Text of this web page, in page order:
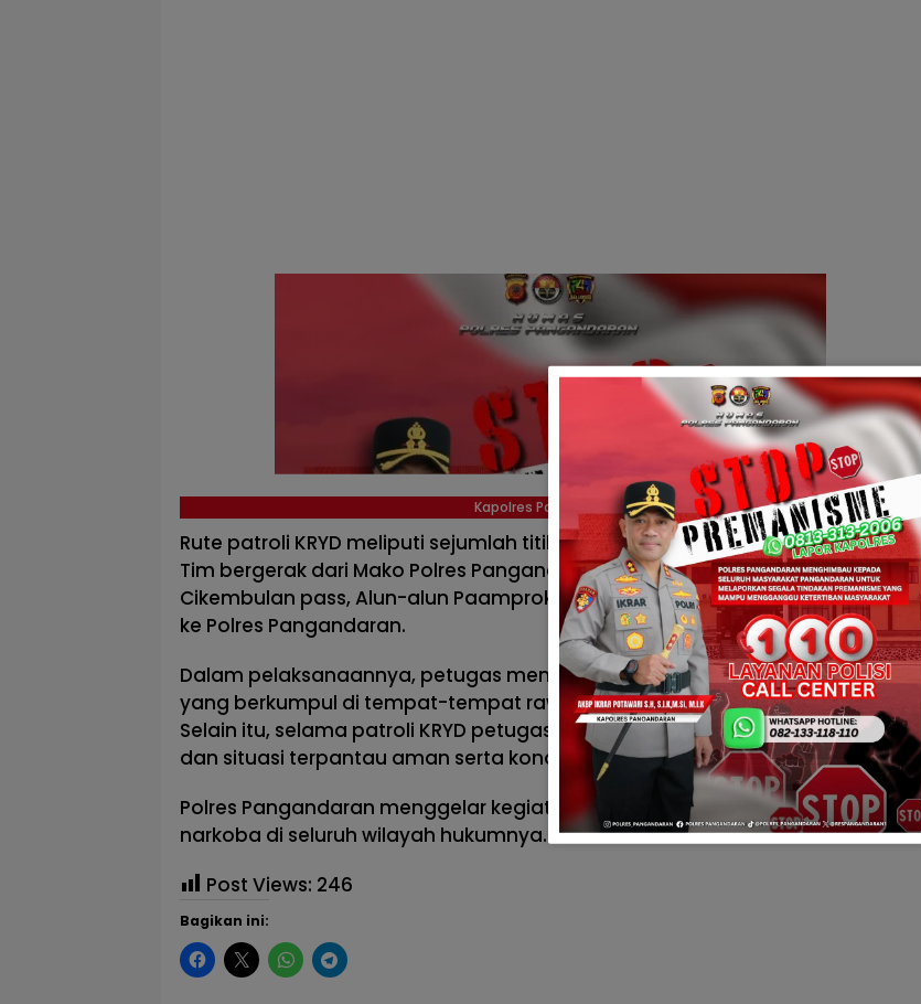
Kapolres Pangandaran
Rute patroli KRYD meliputi sejumlah titik strategis di wilayah Pangandaran.
Tim bergerak dari Mako Polres Pangandaran, melintasi Batuhiu, Cibenda,
Cikembulan pass, Alun-alun Paamprokan, Pangandaran Sunset, dan kembali
ke Polres Pangandaran.
Dalam pelaksanaannya, petugas menghimbau masyarakat dan wisatawan
yang berkumpul di tempat-tempat rawan agar segera meninggalkan lokasi.
Selain itu, selama patroli KRYD petugas tidak menemukan kejadian menonjol,
dan situasi terpantau aman serta kondusif.
Polres Pangandaran menggelar kegiatan antisipasi C3, balap liar, dan
narkoba di seluruh wilayah hukumnya..
Post Views: 246
Bagikan ini: